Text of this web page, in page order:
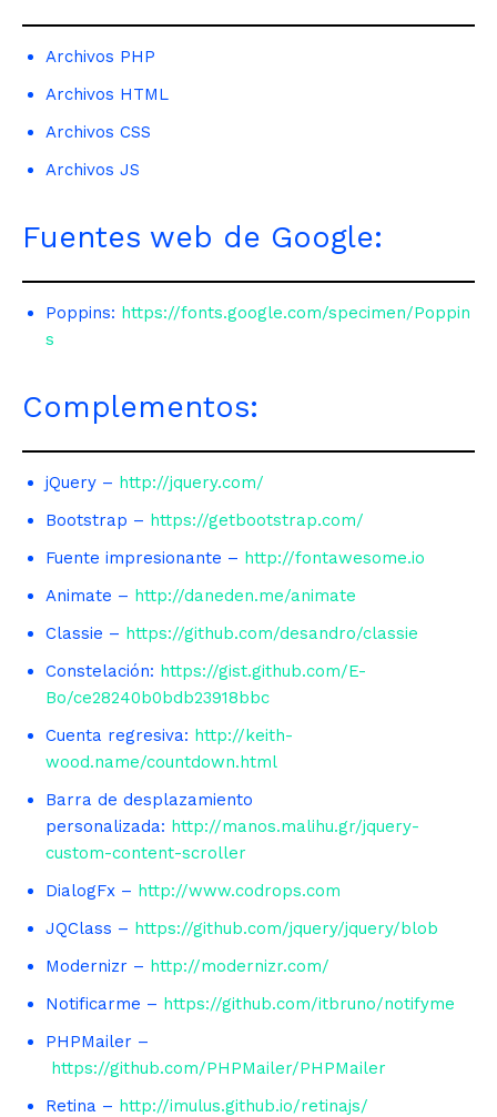
Archivos PHP
Archivos HTML
Archivos CSS
Archivos JS
Fuentes web de Google:
Poppins: https://fonts.google.com/specimen/Poppin
s
Complementos:
jQuery – http://jquery.com/
Bootstrap – https://getbootstrap.com/
Fuente impresionante – http://fontawesome.io
Animate – http://daneden.me/animate
Classie – https://github.com/desandro/classie
Constelación: https://gist.github.com/E-
Bo/ce28240b0bdb23918bbc
Cuenta regresiva: http://keith-
wood.name/countdown.html
Barra de desplazamiento
personalizada: http://manos.malihu.gr/jquery-
custom-content-scroller
DialogFx – http://www.codrops.com
JQClass – https://github.com/jquery/jquery/blob
Modernizr – http://modernizr.com/
Notificarme – https://github.com/itbruno/notifyme
PHPMailer –
https://github.com/PHPMailer/PHPMailer
Retina – http://imulus.github.io/retinajs/